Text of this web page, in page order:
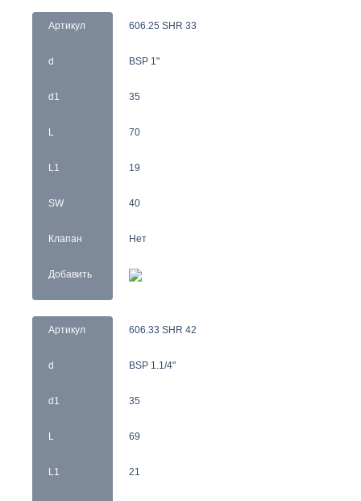
Артикул
d
d1
L
L1
SW
Клапан
Добавить
606.25 SHR 33
BSP 1"
35
70
19
40
Нет
Артикул
d
d1
L
L1
606.33 SHR 42
BSP 1.1/4"
35
69
21